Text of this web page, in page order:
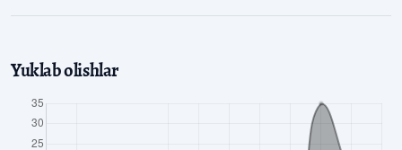
Yuklab olishlar